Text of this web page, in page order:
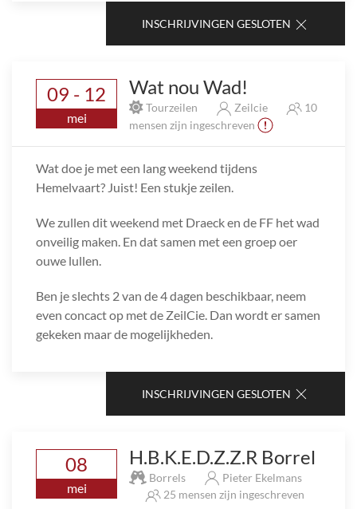
INSCHRIJVINGEN GESLOTEN
09 - 12
mei
Wat nou Wad!
Tourzeilen Zeilcie
10
mensen zijn ingeschreven
Wat doe je met een lang weekend tijdens
Hemelvaart? Juist! Een stukje zeilen.
We zullen dit weekend met Draeck en de FF het wad
onveilig maken. En dat samen met een groep oer
ouwe lullen.
Ben je slechts 2 van de 4 dagen beschikbaar, neem
even concact op met de ZeilCie. Dan wordt er samen
gekeken maar de mogelijkheden.
INSCHRIJVINGEN GESLOTEN
08
mei
H.B.K.E.D.Z.Z.R Borrel
Borrels
Pieter Ekelmans
25 mensen zijn ingeschreven